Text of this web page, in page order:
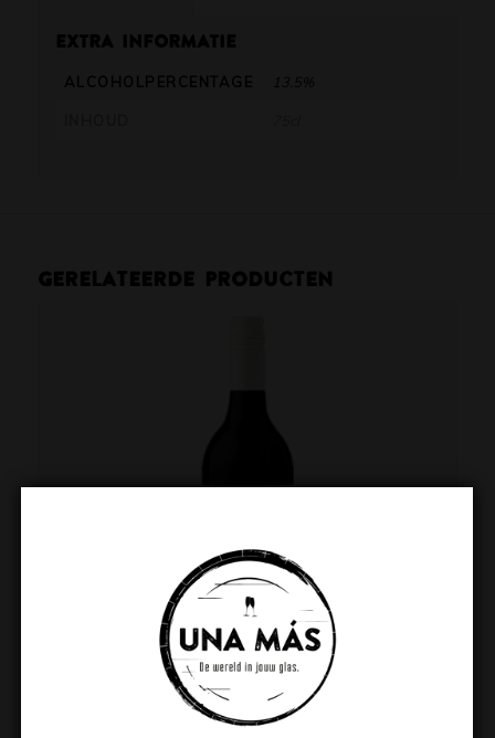
Extra informatie
ALCOHOLPERCENTAGE 13.5%
Gerelateerde producten